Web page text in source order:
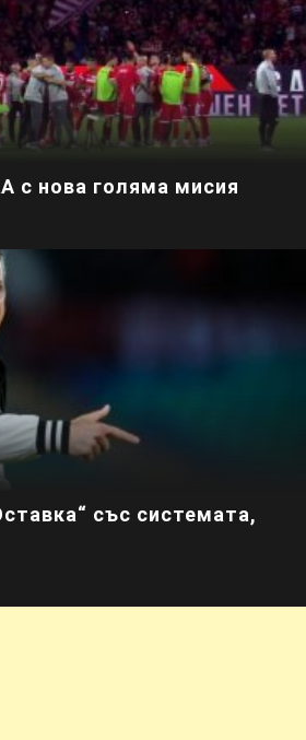
с нова голяма мисия
със системата,